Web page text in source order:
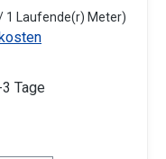
1 Laufende(r) Meter)
Tage